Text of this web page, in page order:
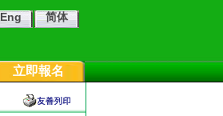
简体
Eng
立即報名